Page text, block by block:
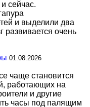
сейчас.
и выделили два
развивается очень
01.08.2026
чаще становится
работающих на
и другие
часы под палящим